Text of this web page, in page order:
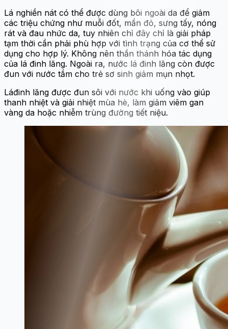
Lá nghiền nát có thể được dùng bôi ngoài da để giảm
các triệu chứng như muỗi đốt, mẩn đỏ, sưng tấy, nóng
rát và đau nhức da, tuy nhiên chỉ đây chỉ là giải pháp
tạm thời cần phải phù hợp với tình trạng của cơ thể sử
dụng cho hợp lý. Không nên thần thánh hóa tác dụng
của lá đinh lăng. Ngoài ra, nước lá đinh lăng còn được
đun với nước tắm cho trẻ sơ sinh giảm mụn nhọt.
Láđinh lăng được đun sôi với nước khi uống vào giúp
thanh nhiệt và giải nhiệt mùa hè, làm giảm viêm gan
vàng da hoặc nhiễm trùng đường tiết niệu.